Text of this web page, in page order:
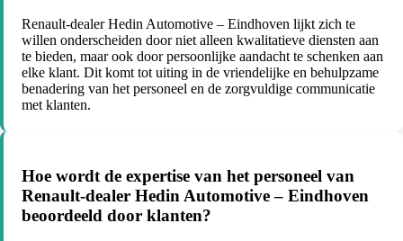
Renault-dealer Hedin Automotive – Eindhoven lijkt zich te
willen onderscheiden door niet alleen kwalitatieve diensten aan
te bieden, maar ook door persoonlijke aandacht te schenken aan
elke klant. Dit komt tot uiting in de vriendelijke en behulpzame
benadering van het personeel en de zorgvuldige communicatie
met klanten.
Hoe wordt de expertise van het personeel van
Renault-dealer Hedin Automotive – Eindhoven
beoordeeld door klanten?